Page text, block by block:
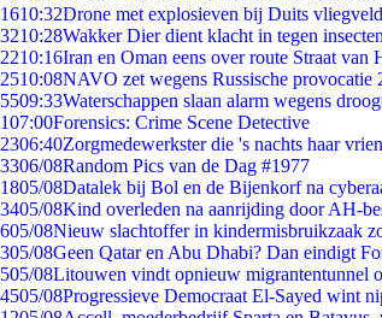
1610:32Drone met explosieven bij Duits
3210:28Wakker Dier dient klacht in tegen
2210:16Iran en Oman eens over route Straat van
2510:08NAVO zet wegens Russische provocatie
5509:33Waterschappen slaan alarm wegens
107:00Forensics: Crime Scene Detective
2306:40Zorgmedewerkster die 's nachts haar
3306/08Random Pics van de Dag #1977
1805/08Datalek bij Bol en de Bijenkorf na
3405/08Kind overleden na aanrijding door AH-
605/08Nieuw slachtoffer in kindermisbruikzaak
305/08Geen Qatar en Abu Dhabi? Dan eindigt
505/08Litouwen vindt opnieuw migrantentunnel
4505/08Progressieve Democraat El-Sayed wint